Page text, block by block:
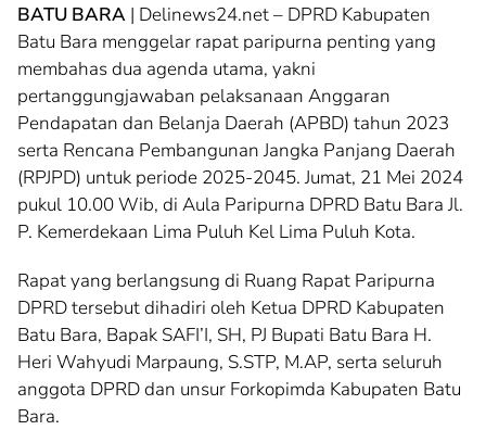
BATU BARA | Delinews24.net – DPRD Kabupaten
Batu Bara menggelar rapat paripurna penting yang
membahas dua agenda utama, yakni
pertanggungjawaban pelaksanaan Anggaran
Pendapatan dan Belanja Daerah (APBD) tahun 2023
serta Rencana Pembangunan Jangka Panjang Daerah
(RPJPD) untuk periode 2025-2045. Jumat, 21 Mei 2024
pukul 10.00 Wib, di Aula Paripurna DPRD Batu Bara Jl.
P. Kemerdekaan Lima Puluh Kel Lima Puluh Kota.
Rapat yang berlangsung di Ruang Rapat Paripurna
DPRD tersebut dihadiri oleh Ketua DPRD Kabupaten
Batu Bara, Bapak SAFI’I, SH, PJ Bupati Batu Bara H.
Heri Wahyudi Marpaung, S.STP, M.AP, serta seluruh
anggota DPRD dan unsur Forkopimda Kabupaten Batu
Bara.